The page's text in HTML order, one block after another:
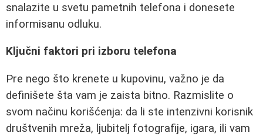
snalazite u svetu pametnih telefona i donesete
informisanu odluku.
Ključni faktori pri izboru telefona
Pre nego što krenete u kupovinu, važno je da
definišete šta vam je zaista bitno. Razmislite o
svom načinu korišćenja: da li ste intenzivni korisnik
društvenih mreža, ljubitelj fotografije, igara, ili vam